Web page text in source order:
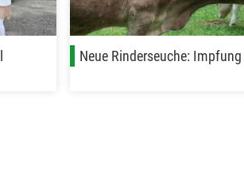
Neue Rinderseuche: